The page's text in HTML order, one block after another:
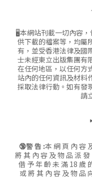
🖥本網站刊載一切內容
供下載的檔案等，均屬
有，並受香港法律及國
士未經東立出版集團有
在任何地區，以任何方
站內的任何資訊及材料
採取法律行動。如有發
請
🔞警 告 :本 網 頁 內 容
將 其 內 容 及 物 品 派
借 予 年 齡 未 滿 18 歲
或 將 其 內 容 及 物 品